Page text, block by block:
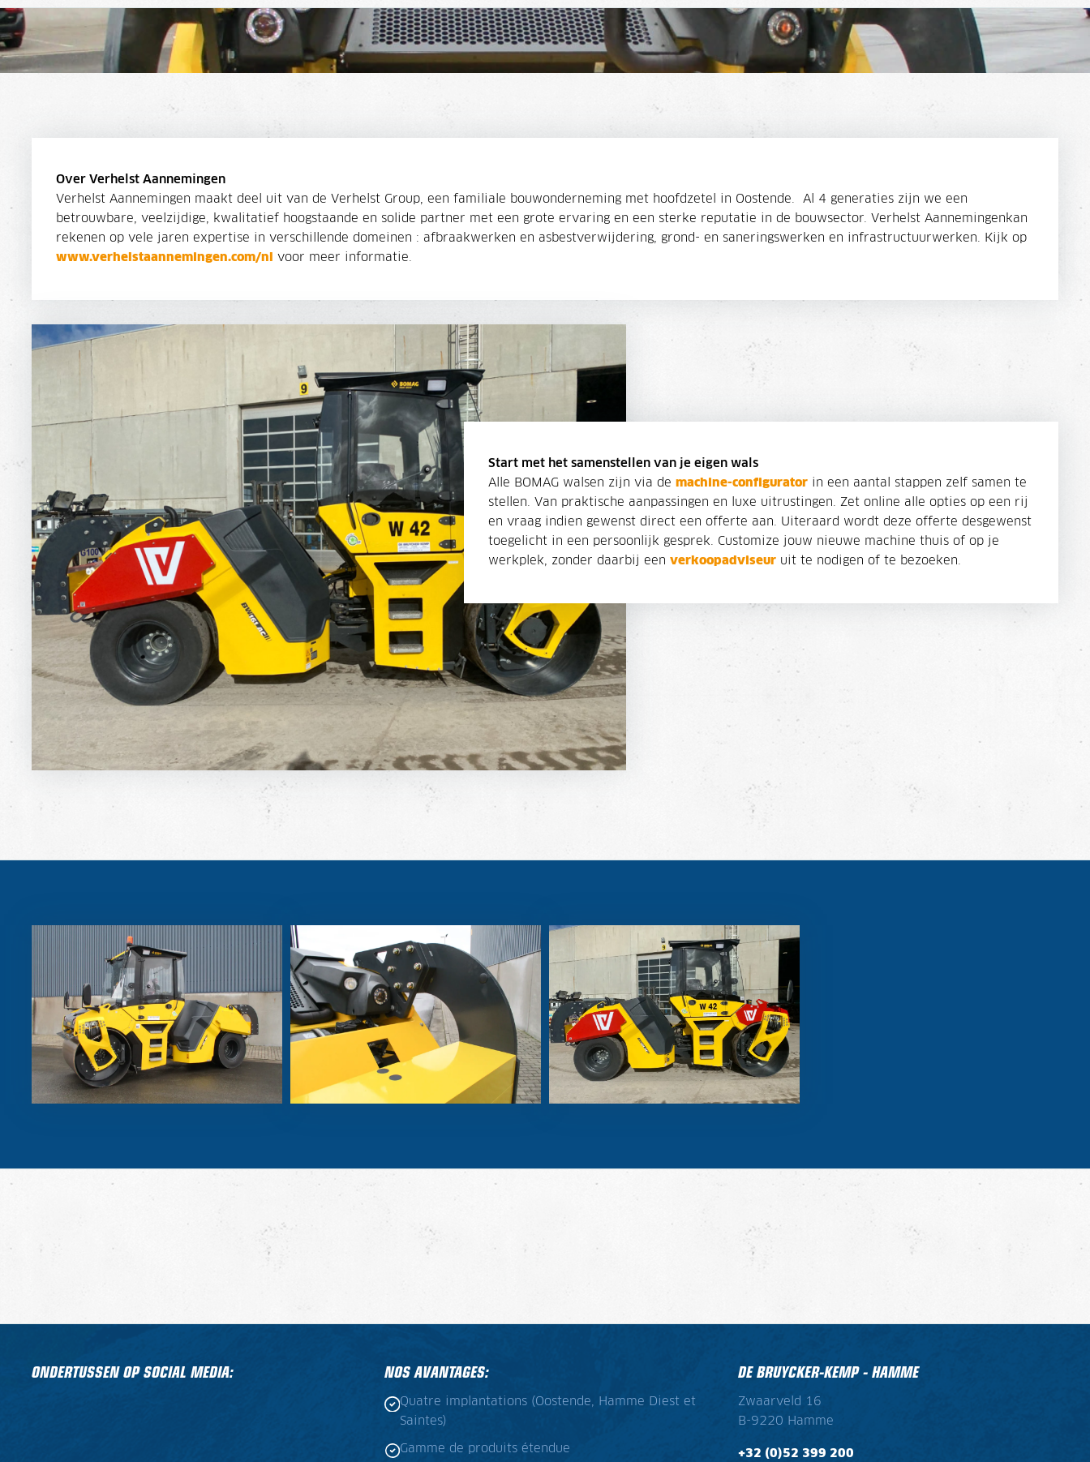
Over Verhelst Aannemingen
Verhelst Aannemingen maakt deel uit van de Verhelst Group, een familiale bouwonderneming met hoofdzetel in Oostende. Al 4 generaties zijn we een
betrouwbare, veelzijdige, kwalitatief hoogstaande en solide partner met een grote ervaring en een sterke reputatie in de bouwsector. Verhelst Aannemingenkan
rekenen op vele jaren expertise in verschillende domeinen : afbraakwerken en asbestverwijdering, grond- en saneringswerken en infrastructuurwerken. Kijk op
www.verhelstaannemingen.com/nl
voor meer informatie.
Start met het samenstellen van je eigen wals
Alle BOMAG walsen zijn via de machine-configurator in een aantal stappen zelf samen te
stellen. Van praktische aanpassingen en luxe uitrustingen. Zet online alle opties op een rij
en vraag indien gewenst direct een offerte aan. Uiteraard wordt deze offerte desgewenst
toegelicht in een persoonlijk gesprek. Customize jouw nieuwe machine thuis of op je
werkplek, zonder daarbij een verkoopadviseur uit te nodigen of te bezoeken.
ONDERTUSSEN OP SOCIAL MEDIA: NOS AVANTAGES:
Quatre implantations (Oostende, Hamme Diest et
Saintes)
Gamme de produits étendue
DE BRUYCKER-KEMP - HAMME
Zwaarveld 16
B-9220 Hamme
+32 (0)52 399 200